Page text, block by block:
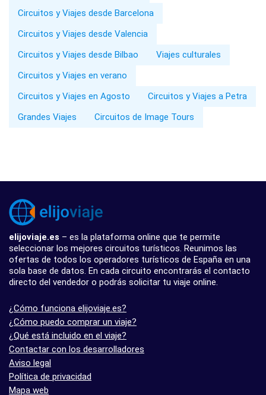
Circuitos y Viajes desde Barcelona
Circuitos y Viajes desde Valencia
Circuitos y Viajes desde Bilbao
Viajes culturales
Circuitos y Viajes en verano
Circuitos y Viajes en Agosto
Circuitos y Viajes a Petra
Grandes Viajes
Circuitos de Image Tours
elijoviaje.es – es la plataforma online que te permite
seleccionar los mejores circuitos turísticos. Reunimos las
ofertas de todos los operadores turísticos de España en una
sola base de datos. En cada circuito encontrarás el contacto
directo del vendedor o podrás solicitar tu viaje online.
¿Cómo funciona elijoviaje.es?
¿Cómo puedo comprar un viaje?
¿Qué está incluido en el viaje?
Contactar con los desarrolladores
Aviso legal
Política de privacidad
Mapa web